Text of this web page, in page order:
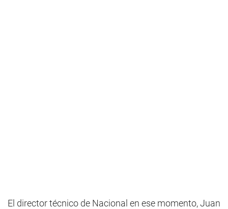
El director técnico de Nacional en ese momento, Juan